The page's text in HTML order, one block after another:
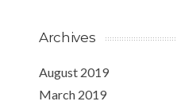
Archives
August 2019
March 2019